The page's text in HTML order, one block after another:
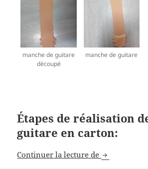
manche de guitare
découpé
manche de guitare
Étapes de réalisation
guitare en carton:
Continuer la lecture de Activité